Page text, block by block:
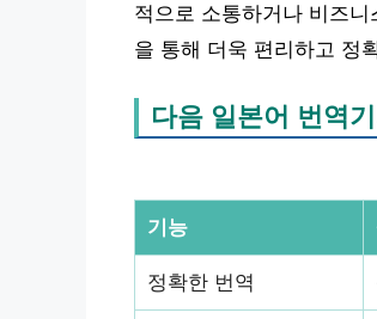
적으로 소통하거나 비즈
을 통해 더욱 편리하고 정
다음 일본어 번역
기능
정확한 번역